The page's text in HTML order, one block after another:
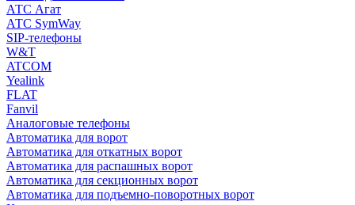
АТС Агат
АТС SymWay
SIP-телефоны
W&T
ATCOM
Yealink
FLAT
Fanvil
Аналоговые телефоны
Автоматика для ворот
Автоматика для откатных ворот
Автоматика для распашных ворот
Автоматика для секционных ворот
Автоматика для подъемно-поворотных ворот